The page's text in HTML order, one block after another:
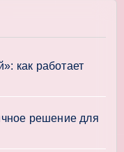
как работает
решение для